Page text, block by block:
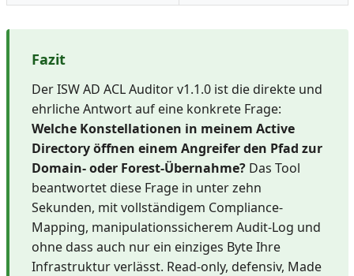
Fazit
Der ISW AD ACL Auditor v1.1.0 ist die direkte und
ehrliche Antwort auf eine konkrete Frage:
Welche Konstellationen in meinem Active
Directory öffnen einem Angreifer den Pfad zur
Domain- oder Forest-Übernahme? Das Tool
beantwortet diese Frage in unter zehn
Sekunden, mit vollständigem Compliance-
Mapping, manipulationssicherem Audit-Log und
ohne dass auch nur ein einziges Byte Ihre
Infrastruktur verlässt. Read-only, defensiv, Made